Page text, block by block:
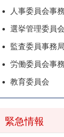
緊急情報
人事委員会事
選挙管理委員会
監査委員事務局
労働委員会事
教育委員会